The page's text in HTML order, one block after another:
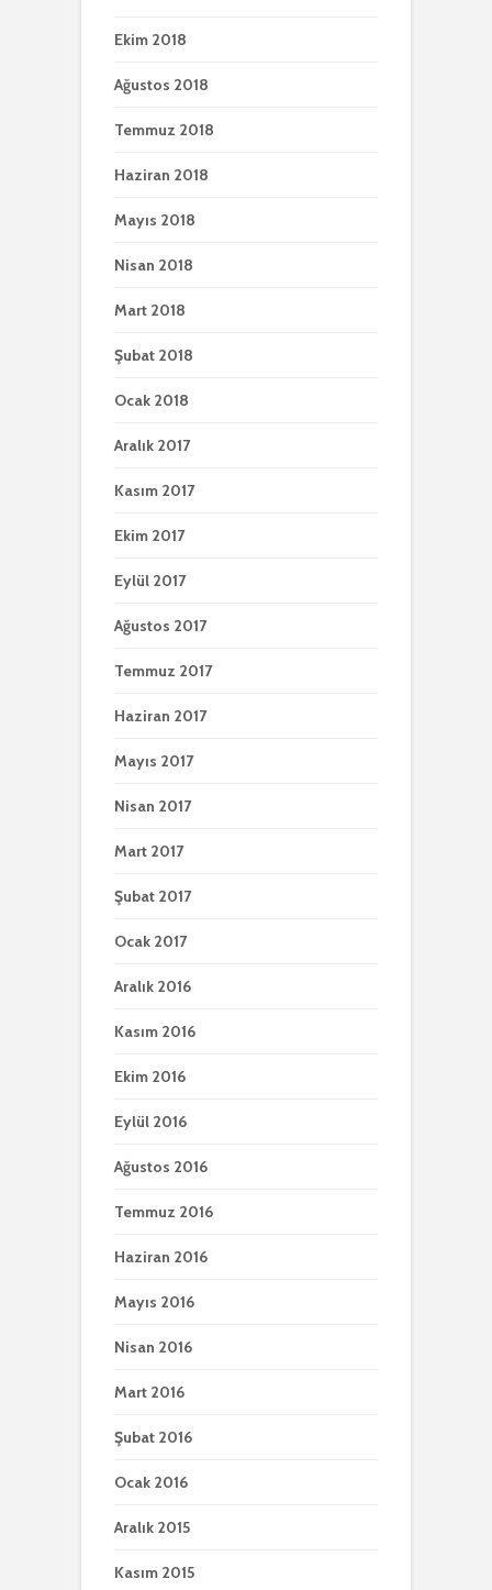
Ekim 2018
Ağustos 2018
Temmuz 2018
Haziran 2018
Mayıs 2018
Nisan 2018
Mart 2018
Şubat 2018
Ocak 2018
Aralık 2017
Kasım 2017
Ekim 2017
Eylül 2017
Ağustos 2017
Temmuz 2017
Haziran 2017
Mayıs 2017
Nisan 2017
Mart 2017
Şubat 2017
Ocak 2017
Aralık 2016
Kasım 2016
Ekim 2016
Eylül 2016
Ağustos 2016
Temmuz 2016
Haziran 2016
Mayıs 2016
Nisan 2016
Mart 2016
Şubat 2016
Ocak 2016
Aralık 2015
Kasım 2015